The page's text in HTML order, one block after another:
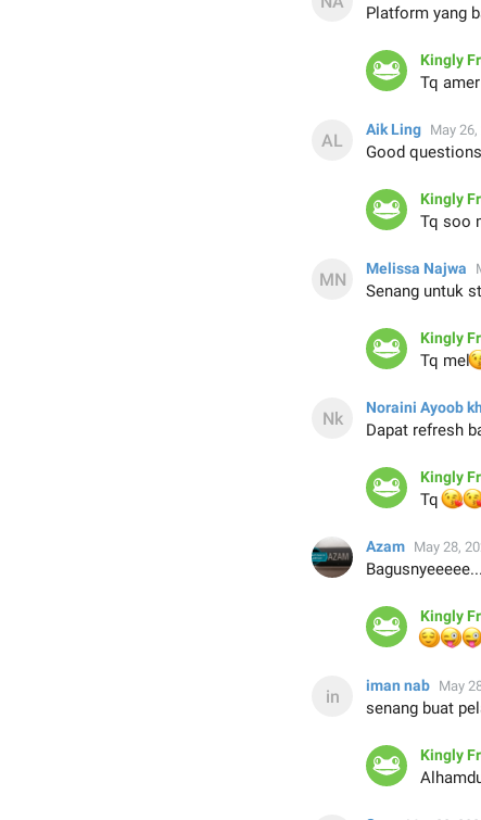
Platform yang
Kingly
Tq
Aik Ling May
Good
Kingly
Tq soo
Melissa Najwa
Senang untuk
Kingly
Tq mel
Noraini Ayoob
Dapat refresh
Kingly
Tq
Azam May 28,
Kingly
😌
iman nab May
senang buat
Kingly